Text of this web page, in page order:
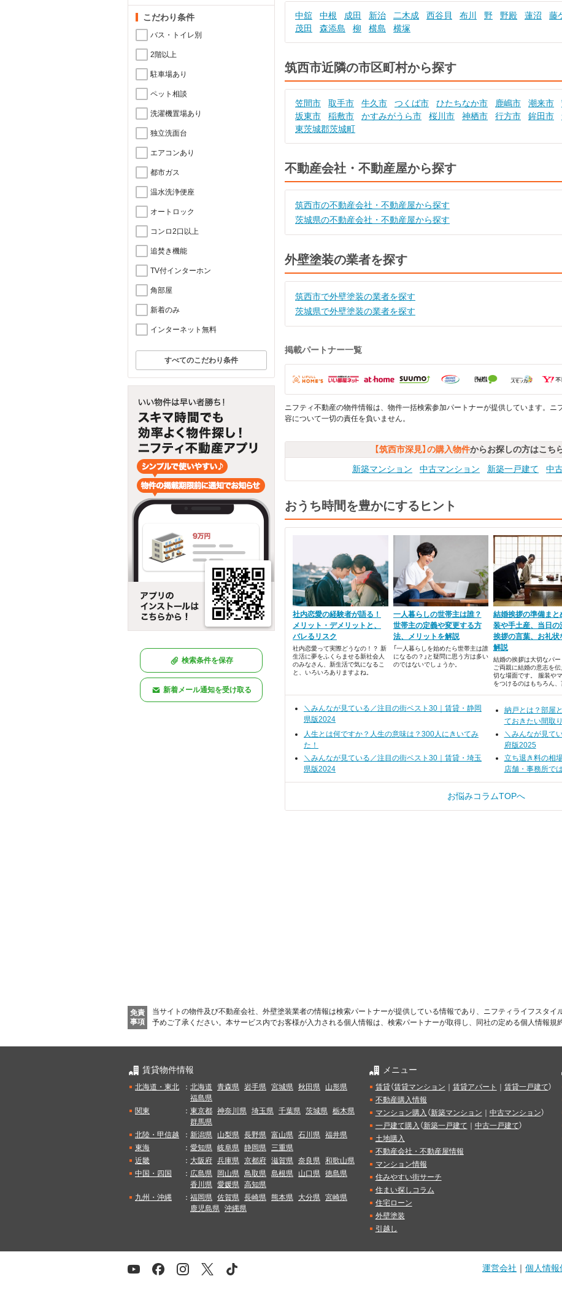
こだわり条件
バス・トイレ別
2階以上
駐車場あり
ペット相談
洗濯機置場あり
独立洗面台
エアコンあり
都市ガス
温水洗浄便座
オートロック
コンロ2口以上
追焚き機能
TV付インターホン
角部屋
新着のみ
インターネット無料
すべてのこだわり条件
検索条件を保存
新着メール通知を受け取る
中舘 中根 成田 新治 二木成 西谷貝 布川 野 野殿 蓮沼 藤
茂田
森添島 柳 横島 横塚
筑西市近隣の市区町村から探す
笠間市 取手市 牛久市 つくば市 ひたちなか市 鹿嶋市 潮来市
坂東市
稲敷市 かすみがうら市 桜川市 神栖市 行方市 鉾田市
東茨城郡茨城町
不動産会社・不動産屋から探す
筑西市の不動産会社・不動産屋から探す
茨城県の不動産会社・不動産屋から探す
外壁塗装の業者を探す
筑西市で外壁塗装の業者を探す
茨城県で外壁塗装の業者を探す
掲載パートナー一覧
ニフティ不動産の物件情報は、物件一括検索参加パートナーが提供しています。ニ
容について一切の責任を負いません。
【筑西市深見】の購入物件からお探しの方はこち
新築マンション
中古マンション 新築一戸建て 中
おうち時間を豊かにするヒント
社内恋愛の経験者が語る！
メリット・デメリットと、
バレるリスク
社内恋愛って実際どうなの！？ 新
生活に夢をふくらませる新社会人
のみなさん、新生活で気になるこ
と、いろいろありますよね。
一人暮らしの世帯主は誰？
世帯主の定義や変更する方
法、メリットを解説
「一人暮らしを始めたら世帯主は誰
になるの？」と疑問に思う方は多い
のではないでしょうか。
結婚挨拶の準備まと
装や手土産、当日の
挨拶の言葉、お礼状
解説
結婚の挨拶は大切なパ
ご両親に結婚の意志を
切な場面です。 服装や
をつけるのはもちろん、
親に将来の伴侶を紹介
も、新しい家族として
迎え入れてもらいたいと
す。
＼みんなが見ている／注目の街ベスト30｜賃貸・静岡
県版2024
納戸とは？部屋
ておきたい間取
人生とは何ですか？人生の意味は？300人にきいてみ
た！
＼みんなが見て
府版2025
＼みんなが見ている／注目の街ベスト30｜賃貸・埼玉
県版2024
立ち退き料の相
店舗・事務所では
お悩みコラムTOPへ
免責
事項
当サイトの物件及び不動産会社、外壁塗装業者の情報は検索パートナーが提供している情報であり、ニフティライフスタイ
予めご了承ください。 本サービス内でお客様が入力される個人情報は、検索パートナーが取得し、同社の定める個人情報規
賃貸物件情報
北海道・東北 ： 北海道 青森県 岩手県 宮城県 秋田県
山形県
福島県
関東
： 東京都 神奈川県 埼玉県 千葉県 茨城県 栃木県
群馬県
北陸・甲信越
： 新潟県 山梨県 長野県 富山県 石川県 福井県
東海
： 愛知県 岐阜県 静岡県 三重県
近畿
： 大阪府 兵庫県 京都府 滋賀県 奈良県 和歌山県
中国・四国
： 広島県 岡山県 鳥取県 島根県 山口県 徳島県
香川県 愛媛県 高知県
九州・沖縄
： 福岡県 佐賀県 長崎県 熊本県 大分県 宮崎県
鹿児島県 沖縄県
メニュー
賃貸（賃貸マンション 賃貸アパート 賃貸一戸建て）
不動産購入情報
マンション購入 （新築マンション 中古マンション）
一戸建て購入 （新築一戸建て 中古一戸建て）
土地購入
不動産会社・不動産屋情報
マンション情報
住みやすい街サーチ
住まい探しコラム
住宅ローン
外壁塗装
引越し
運営会社 ｜ 個人情報